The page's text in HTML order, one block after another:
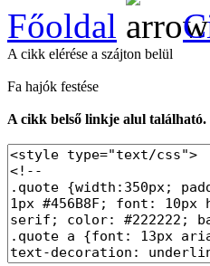
Főoldal
A cikk elérése a szájton belül
Fa hajók festése
A cikk belső linkje alul található.